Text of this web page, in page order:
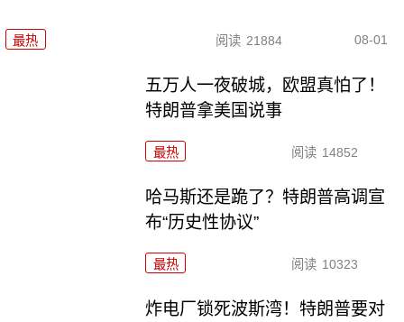
最热 阅读 21884 08-01
五万人一夜破城，欧盟真怕了！
特朗普拿美国说事
最热 阅读 14852
哈马斯还是跪了？特朗普高调宣
布“历史性协议”
最热 阅读 10323
炸电厂锁死波斯湾！特朗普要对